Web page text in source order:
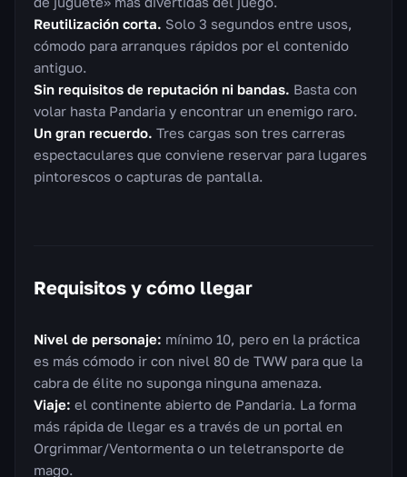
Reutilización corta. Solo 3 segundos entre usos,
cómodo para arranques rápidos por el contenido
antiguo.
Sin requisitos de reputación ni bandas. Basta con
volar hasta Pandaria y encontrar un enemigo raro.
Un gran recuerdo. Tres cargas son tres carreras
espectaculares que conviene reservar para lugares
pintorescos o capturas de pantalla.
Requisitos y cómo llegar
Nivel de personaje: mínimo 10, pero en la práctica
es más cómodo ir con nivel 80 de TWW para que la
cabra de élite no suponga ninguna amenaza.
Viaje: el continente abierto de Pandaria. La forma
más rápida de llegar es a través de un portal en
Orgrimmar/Ventormenta o un teletransporte de
mago.